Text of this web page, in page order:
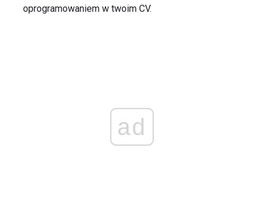
oprogramowaniem w twoim CV.
ad